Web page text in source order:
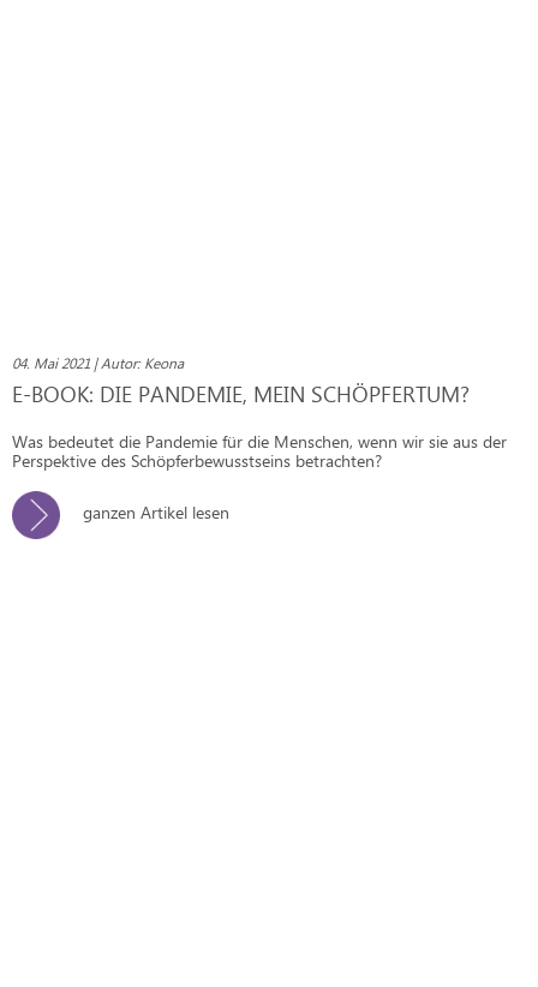
04. Mai 2021 | Autor: Keona
E-BOOK: DIE PANDEMIE, MEIN SCHÖPFERTUM?
Was bedeutet die Pandemie für die Menschen, wenn wir sie aus der
Perspektive des Schöpferbewusstseins betrachten?
ganzen Artikel lesen